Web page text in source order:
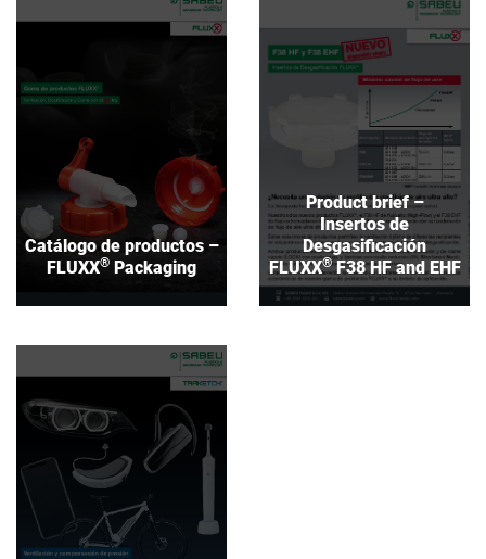
Catálogo de productos –
FLUXX® Packaging
Catálogo de productos
Download
Product brief –
Insertos de
Desgasificación
FLUXX®F38 HF and EHF
Product brief –
Insertos de
Desgasificación
FLUXX
®
F38 HF and
EHF
Download
Folleto de productos –
TRAKETCH
adhesiveVENTpads
Download